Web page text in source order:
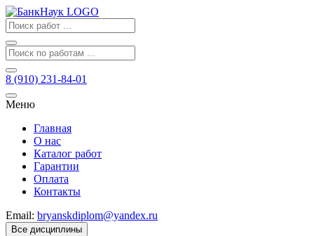
8 (910) 231-84-01
Меню
Главная
О нас
Каталог работ
Гарантии
Оплата
Контакты
Email: bryanskdiplom@yandex.ru
Все дисциплины